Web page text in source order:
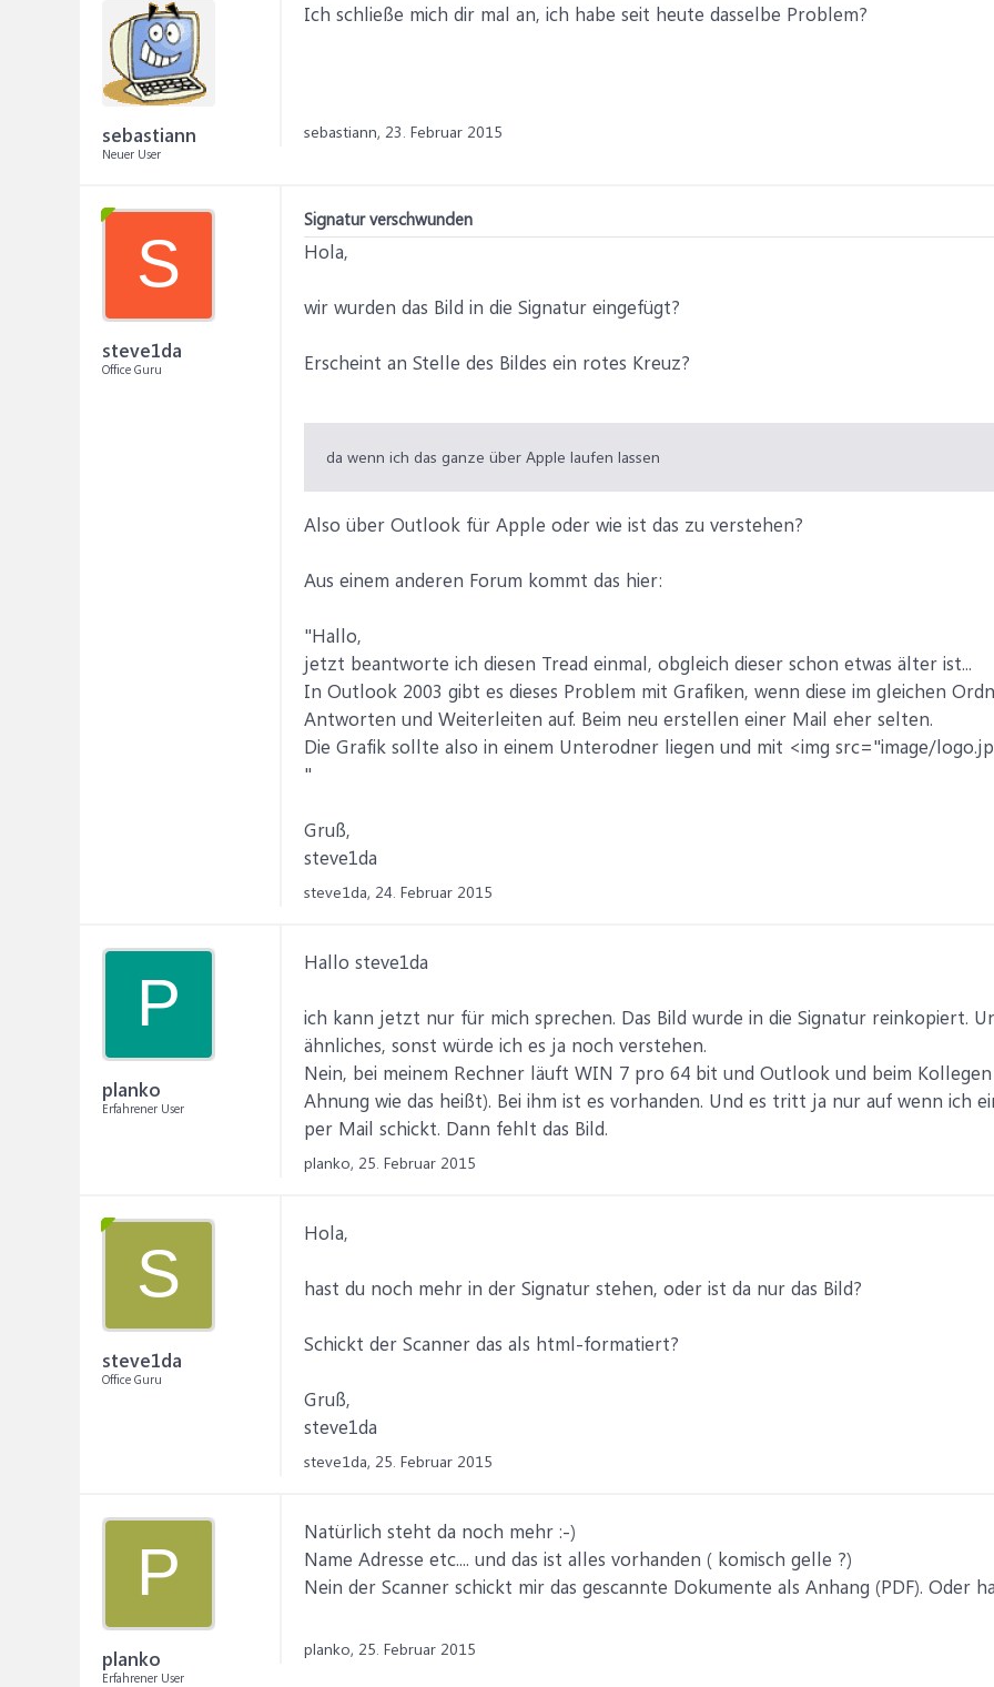
sebastiann
Neuer User
Ich schließe mich dir mal an, ich habe seit heute dasselbe Problem?
sebastiann, 23. Februar 2015
S
steve1da
Office Guru
Signatur verschwunden
Hola,
wir wurden das Bild in die Signatur eingefügt?
Erscheint an Stelle des Bildes ein rotes Kreuz?
da wenn ich das ganze über Apple laufen lassen
Also über Outlook für Apple oder wie ist das zu verstehen?
Aus einem anderen Forum kommt das hier:
"Hallo,
jetzt beantworte ich diesen Tread einmal, obgleich dieser schon etwas älter ist...
In Outlook 2003 gibt es dieses Problem mit Grafiken, wenn diese im gleichen
Antworten und Weiterleiten auf. Beim neu erstellen einer Mail eher selten.
Die Grafik sollte also in einem Unterodner liegen und mit <img src="image/
"
Gruß,
steve1da
steve1da, 24. Februar 2015
P
planko
Erfahrener User
Hallo steve1da
ich kann jetzt nur für mich sprechen. Das Bild wurde in die Signatur reinkopiert.
ähnliches, sonst würde ich es ja noch verstehen.
Nein, bei meinem Rechner läuft WIN 7 pro 64 bit und Outlook und beim
Ahnung wie das heißt). Bei ihm ist es vorhanden. Und es tritt ja nur auf wenn ich
per Mail schickt. Dann fehlt das Bild.
planko, 25. Februar 2015
S
steve1da
Office Guru
Hola,
hast du noch mehr in der Signatur stehen, oder ist da nur das Bild?
Schickt der Scanner das als html-formatiert?
Gruß,
steve1da
steve1da, 25. Februar 2015
P
planko
Erfahrener User
Natürlich steht da noch mehr :-)
Name Adresse etc.... und das ist alles vorhanden ( komisch gelle ?)
Nein der Scanner schickt mir das gescannte Dokumente als Anhang (PDF). Oder
planko, 25. Februar 2015